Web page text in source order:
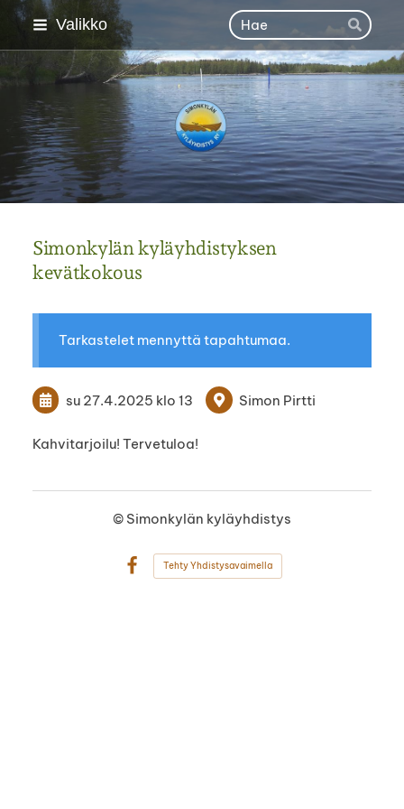
Siirry
sisältöön
Valikko Haku
Hae
Simonkylän
Simonkylän kyläyhdistyksen
kevätkokous
Tarkastelet mennyttä tapahtumaa.
su 27.4.2025 klo 13 Simon Pirtti
Kahvitarjoilu! Tervetuloa!
© Simonkylän kyläyhdistys
Tehty Yhdistysavaimella